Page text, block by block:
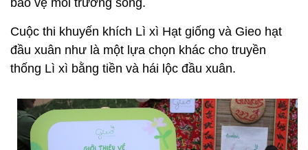
bảo vệ môi trường sống.
Cuộc thi khuyến khích Lì xì Hạt giống và Gieo hạt
đầu xuân như là một lựa chọn khác cho truyền
thống Lì xì bằng tiền và hái lộc đầu xuân.